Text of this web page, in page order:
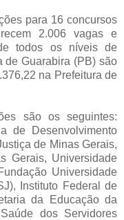
para 16 concursos
2.006 vagas e
todos os níveis de
de Guarabira (PB) são
na Prefeitura de
são os seguintes:
de Desenvolvimento
de Minas Gerais,
Gerais, Universidade
Universidade
Instituto Federal de
da Educação da
dos Servidores